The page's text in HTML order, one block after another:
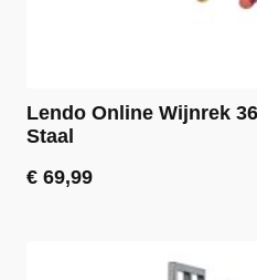
Lendo Online Wijnrek
Staal
€ 69,99